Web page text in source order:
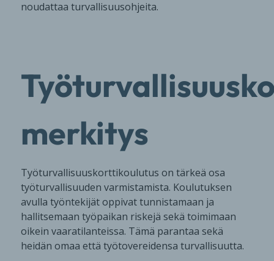
noudattaa turvallisuusohjeita.
merkitys
Työturvallisuuskorttikoulutus on tärkeä osa
työturvallisuuden varmistamista. Koulutuksen
avulla työntekijät oppivat tunnistamaan ja
hallitsemaan työpaikan riskejä sekä toimimaan
oikein vaaratilanteissa. Tämä parantaa sekä
heidän omaa että työtovereidensa turvallisuutta.